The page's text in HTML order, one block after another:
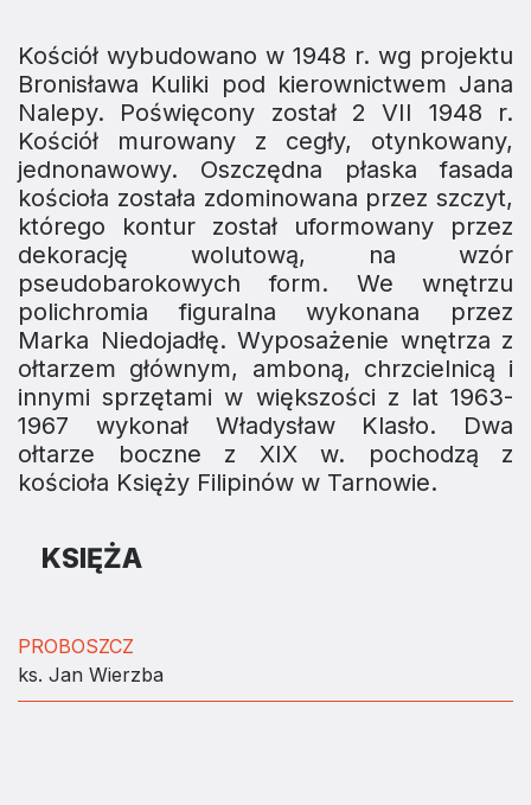
Kościół wybudowano w 1948 r. wg projektu
Bronisława Kuliki pod kierownictwem Jana
Nalepy. Poświęcony został 2 VII 1948 r.
Kościół murowany z cegły, otynkowany,
jednonawowy. Oszczędna płaska fasada
kościoła została zdominowana przez szczyt,
którego kontur został uformowany przez
dekorację wolutową, na wzór
pseudobarokowych form. We wnętrzu
polichromia figuralna wykonana przez
Marka Niedojadłę. Wyposażenie wnętrza z
ołtarzem głównym, amboną, chrzcielnicą i
innymi sprzętami w większości z lat 1963-
1967 wykonał Władysław Klasło. Dwa
ołtarze boczne z XIX w. pochodzą z
kościoła Księży Filipinów w Tarnowie.
KSIĘŻA
PROBOSZCZ
ks. Jan Wierzba